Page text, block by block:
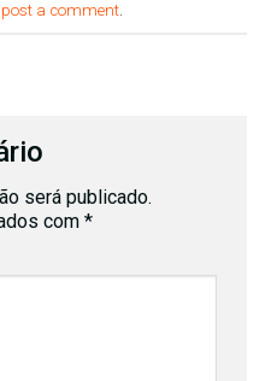
post a comment.
será publicado.
com *